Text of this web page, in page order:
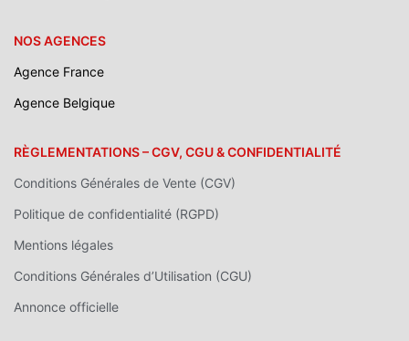
NOS AGENCES
Agence France
Agence Belgique
RÈGLEMENTATIONS – CGV, CGU & CONFIDENTIALITÉ
Conditions Générales de Vente (CGV)
Politique de confidentialité (RGPD)
Mentions légales
Conditions Générales d’Utilisation (CGU)
Annonce officielle